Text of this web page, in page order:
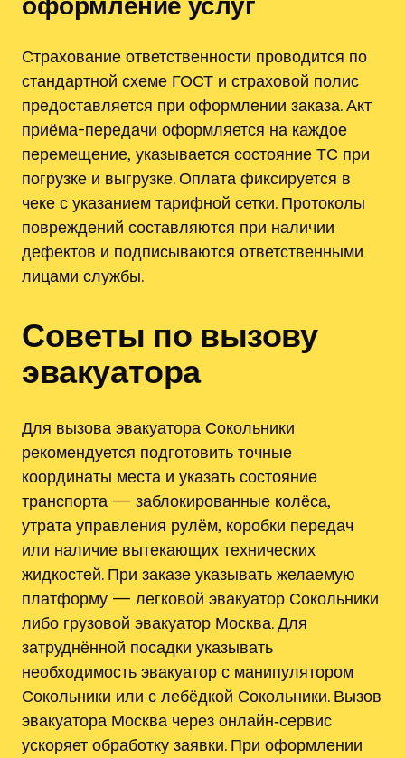
Страхование ответственности проводится по
стандартной схеме ГОСТ и страховой полис
предоставляется при оформлении заказа. Акт
приёма-передачи оформляется на каждое
перемещение‚ указывается состояние ТС при
погрузке и выгрузке. Оплата фиксируется в
чеке с указанием тарифной сетки. Протоколы
повреждений составляются при наличии
дефектов и подписываются ответственными
лицами службы.
Советы по вызову
эвакуатора
Для вызова эвакуатора Сокольники
рекомендуется подготовить точные
координаты места и указать состояние
транспорта — заблокированные колёса‚
утрата управления рулём‚ коробки передач
или наличие вытекающих технических
жидкостей. При заказе указывать желаемую
платформу — легковой эвакуатор Сокольники
либо грузовой эвакуатор Москва. Для
затруднённой посадки указывать
необходимость эвакуатор с манипулятором
Сокольники или с лебёдкой Сокольники. Вызов
эвакуатора Москва через онлайн‑сервис
ускоряет обработку заявки. При оформлении